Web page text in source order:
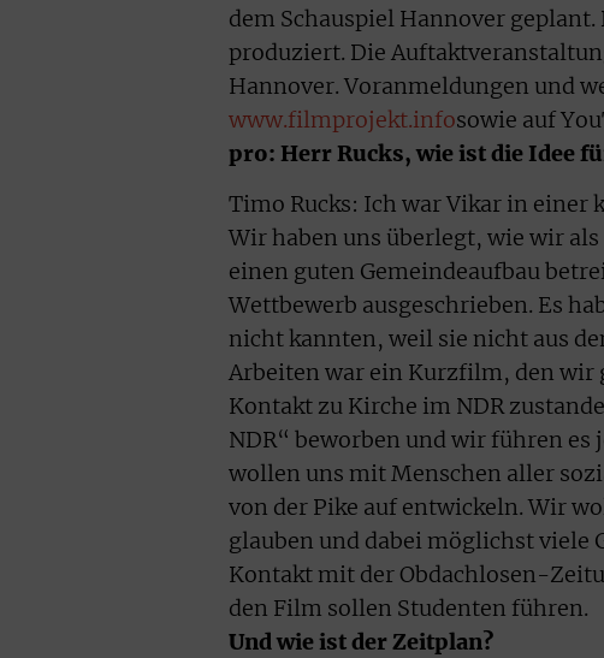
dem Schauspiel Hannover
produziert. Die
Hannover. Voranmeldungen und
www.filmprojekt.infosowie auf
pro: Herr Rucks, wie ist die Idee
Timo Rucks: Ich war Vikar in einer
Wir haben uns überlegt, wie wir
einen guten Gemeindeaufbau
Wettbewerb ausgeschrieben. Es
nicht kannten, weil sie nicht aus
Arbeiten war ein Kurzfilm, den wir
Kontakt zu Kirche im NDR
NDR“ beworben und wir führen
wollen uns mit Menschen aller
von der Pike auf entwickeln. Wir
glauben und dabei möglichst viele
Kontakt mit der Obdachlosen-
den Film sollen Studenten führen.
Und wie ist der Zeitplan?